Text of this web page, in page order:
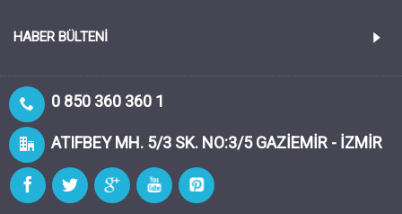
HABER BÜLTENI
0 850 360 360 1
ATIFBEY MH. 5/3 SK. NO:3/5 GAZİEMİR - İZMİR